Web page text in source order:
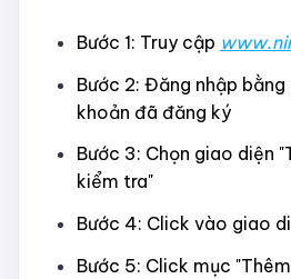
Bước 1: Truy cập
Bước 2: Đăng nhập
khoản đã đăng ký
Bước 3: Chọn giao diện
kiểm tra"
Bước 4: Click vào giao
Bước 5: Click mục